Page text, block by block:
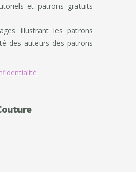
et patrons gratuits
illustrant les patrons
des auteurs des patrons